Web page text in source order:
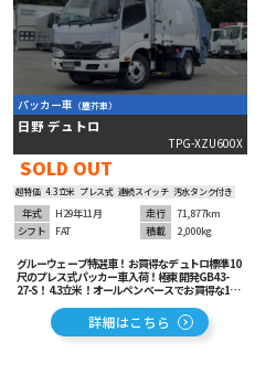
パッカー車 （塵芥車）
日野 デュトロ
TPG-XZU600X
SOLD OUT
超特価 4.3立米 プレス式 連続スイッチ 汚水タンク付き
年式 H29年11月 走行
71,877km
シフト
FAT 積載 2,000kg
グルーウェーブ特選車！お買得なデュトロ標準10
尺のプレス式パッカー車入荷！極東開発GB43-
27-S！4.3立米！オールペンベースでお買得な1
クカメラ装着済み！詳細はこちら